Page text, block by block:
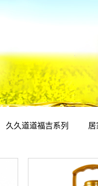
餐饮专用油
欧贝蒙娜
久久道道福吉系列 居